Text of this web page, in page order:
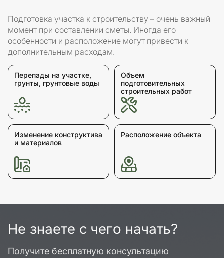
Подготовка участка к строительству – очень важный
момент при составлении сметы. Иногда его
особенности и расположение могут привести к
дополнительным расходам.
Перепады на участке,
грунты, грунтовые воды
Объем
подготовительных
строительных работ
Изменение конструктива
и материалов
Расположение объекта
Не знаете с чего начать?
Получите бесплатную консультацию